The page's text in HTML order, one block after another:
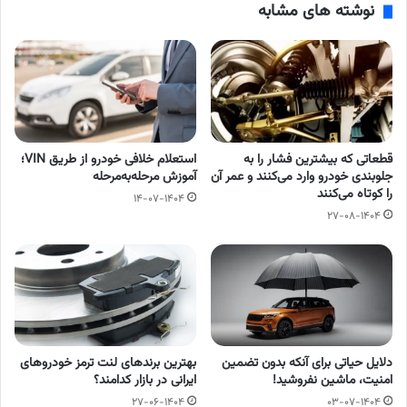
نوشته های مشابه
قطعاتی که بیشترین فشار را به
جلوبندی خودرو وارد می‌کنند و عمر آن
را کوتاه می‌کنند
۲۷-۰۸-۱۴۰۴
استعلام خلافی خودرو از طریق VIN؛
آموزش مرحله‌به‌مرحله
۱۴-۰۷-۱۴۰۴
دلایل حیاتی برای آنکه بدون تضمین
امنیت، ماشین نفروشید!
۰۳-۰۷-۱۴۰۴
بهترین برندهای لنت ترمز خودروهای
ایرانی در بازار کدامند؟
۲۷-۰۶-۱۴۰۴